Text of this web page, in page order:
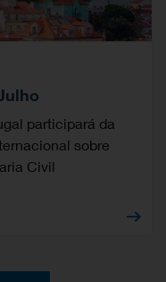
participará da
sobre
Civil